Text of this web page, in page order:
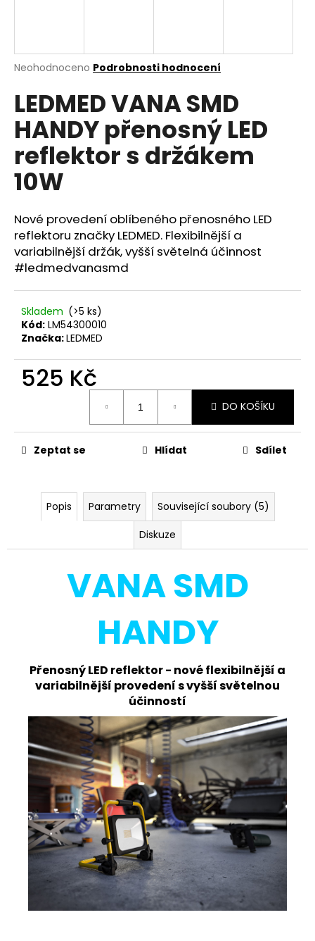
Průměrné
produktu
je
0,0
5
hvězdiček.
Neohodnoceno Podrobnosti hodnocení
LEDMED VANA SMD
HANDY přenosný LED
reflektor s držákem
10W
Nové provedení oblíbeného přenosného LED
reflektoru značky LEDMED. Flexibilnější a
variabilnější držák, vyšší světelná účinnost
#ledmedvanasmd
Skladem (>5 ks)
Kód: LM54300010
Značka:LEDMED
525 Kč
DO KOŠÍKU
Zeptat se Hlídat Sdílet
Popis Parametry
Související soubory (5)
Diskuze
VANA SMD
HANDY
Přenosný LED reflektor - nové flexibilnější a
variabilnější provedení s vyšší světelnou
účinností
í
t
?
HLEDAT
D
o
p
o
r
č
u
e
m
VANA
SMD
SENZOREM